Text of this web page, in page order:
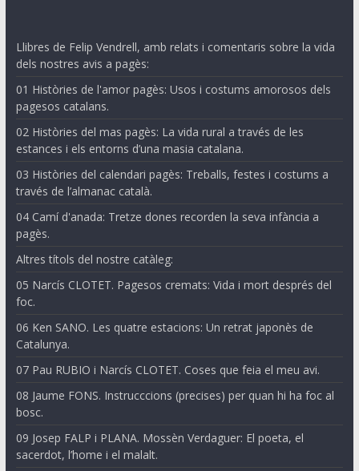
Llibres de Felip Vendrell, amb relats i comentaris sobre la vida
dels nostres avis a pagès:
01 Històries de l'amor pagès: Usos i costums amorosos dels
pagesos catalans.
02 Històries del mas pagès: La vida rural a través de les
estances i els entorns d’una masia catalana.
03 Històries del calendari pagès: Treballs, festes i costums a
través de l’almanac català.
04 Camí d'anada: Tretze dones recorden la seva infància a
pagès.
Altres títols del nostre catàleg:
05 Narcís CLOTET. Pagesos cremats: Vida i mort després del
foc.
06 Ken SANO. Les quatre estacions: Un retrat japonès de
Catalunya.
07 Pau RUBIO i Narcís CLOTET. Coses que feia el meu avi.
08 Jaume FONS. Instrucccions (precises) per quan hi ha foc al
bosc.
09 Josep FALP i PLANA. Mossèn Verdaguer: El poeta, el
sacerdot, l’home i el malalt.